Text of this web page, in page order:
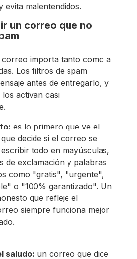
evita malentendidos.
un correo que no
correo importa tanto como a
Los filtros de spam
antes de entregarlo, y
los activan casi
es lo primero que ve el
decide si el correo se
todo en mayúsculas,
de exclamación y palabras
como "gratis", "urgente",
o "100% garantizado". Un
que refleje el
siempre funciona mejor
saludo: un correo que dice